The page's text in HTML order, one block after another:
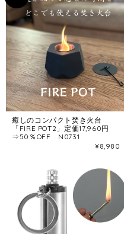
癒しのコンパクト焚き火台
「FIRE POT2」定価17,960円
⇒50％OFF N0731
¥8,980